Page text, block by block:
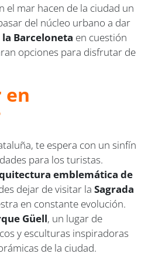
el mar hacen de la ciudad un
del núcleo urbano a dar
la Barceloneta en cuestión
opciones para disfrutar de
en
te espera con un sinfín
para los turistas.
emblemática de
dejar de visitar la Sagrada
en constante evolución.
Güell, un lugar de
y esculturas inspiradoras
de la ciudad.